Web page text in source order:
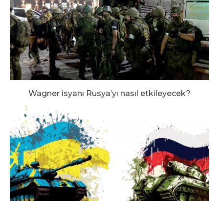
Wagner isyanı Rusya’yı nasıl etkileyecek?